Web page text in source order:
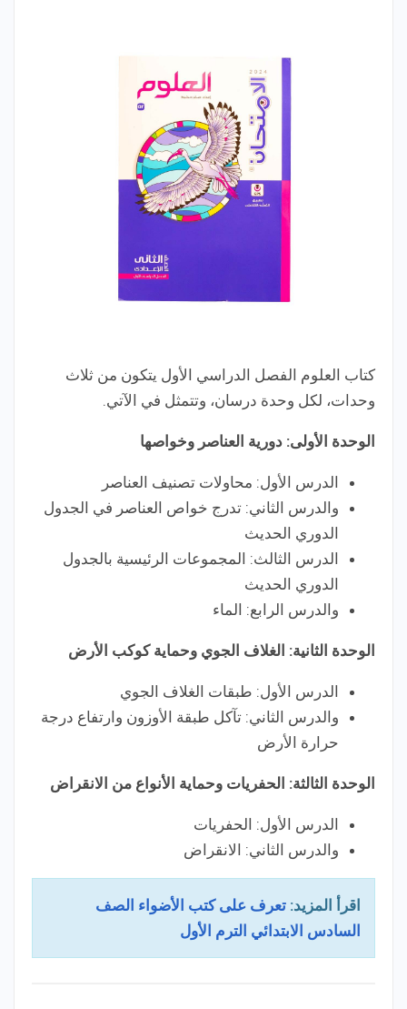
كتاب العلوم الفصل الدراسي الأول يتكون من ثلاث
وحدات، لكل وحدة درسان، وتتمثل في الآتي.
الوحدة الأولى: دورية العناصر وخواصها
الدرس الأول: محاولات تصنيف العناصر
والدرس الثاني: تدرج خواص العناصر في الجدول
الدوري الحديث
الدرس الثالث: المجموعات الرئيسية بالجدول
الدوري الحديث
والدرس الرابع: الماء
الوحدة الثانية: الغلاف الجوي وحماية كوكب الأرض
الدرس الأول: طبقات الغلاف الجوي
والدرس الثاني: تآكل طبقة الأوزون وارتفاع درجة
حرارة الأرض
الوحدة الثالثة: الحفريات وحماية الأنواع من الانقراض
الدرس الأول: الحفريات
والدرس الثاني: الانقراض
اقرأ المزيد: تعرف على كتب الأضواء الصف
السادس الابتدائي الترم الأول